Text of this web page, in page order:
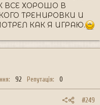
ВСЕ ХОРОШО В
ТРЕНИРОВКИ И
КАК Я ИГРАЮ.
92 Репутація 0
#249